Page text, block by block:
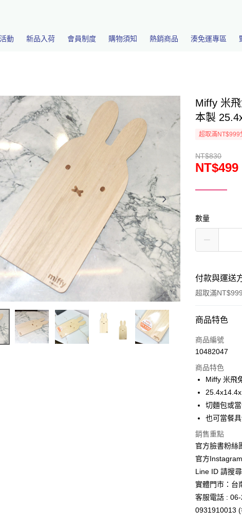
動 新品入荷 會員制度 購物須知 熱銷商品 湊免運專區
Miffy 米
本製
超取滿NT$999
NT$830
NT$499
數量
付款與運送
超取滿
付款方式
信用卡一次付款
3 期 0 利
合作金庫商
華南商業銀行
國泰世華商
臺灣中小企
匯豐（台灣
聯邦商業銀行
玉山商業銀行
台新國際商
台灣樂天信
超商取貨付款
Apple Pay
街口支付
悠遊付
Google Pay
ATM付款
商品特色
商品編號
10482047
商品特色
Miffy 米飛
切麵包或
也可當餐
銷售重點
官方臉書粉絲
官方
Line ID 請搜
實體門市：台
客服電話 :
0931910013